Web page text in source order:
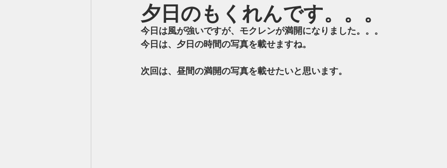
夕日のもくれんです。。。
今日は風が強いですが、モクレンが満開になりました。。。
今日は、夕日の時間の写真を載せますね。
次回は、昼間の満開の写真を載せたいと思います。